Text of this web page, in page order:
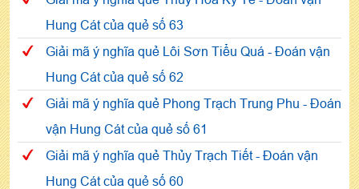
Hung Cát của quẻ số 63
Giải mã ý nghĩa quẻ Lôi Sơn Tiểu Quá - Đoán vận
Hung Cát của quẻ số 62
Giải mã ý nghĩa quẻ Phong Trạch Trung Phu - Đoán
vận Hung Cát của quẻ số 61
Giải mã ý nghĩa quẻ Thủy Trạch Tiết - Đoán vận
Hung Cát của quẻ số 60